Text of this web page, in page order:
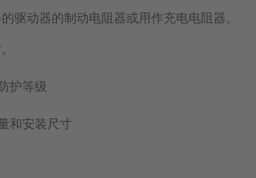
驱动器的制动电阻器或用作充电电阻器。
护等级
和安装尺寸